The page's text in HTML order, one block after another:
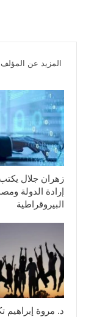
المزيد عن المؤلف
زهران جلال
إرادة الدولة
البيروقراطية
د. مروة إبراهيم